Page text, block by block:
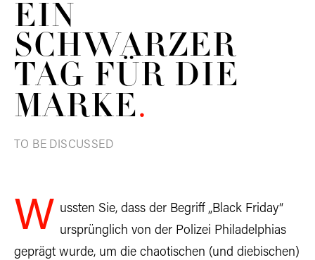
EIN
SCHWARZER
TAG FÜR DIE
MARKE.
TO BE DISCUSSED
W ussten Sie, dass der Begriff „Black Friday“
ursprünglich von der Polizei Philadelphias
geprägt wurde, um die chaotischen (und diebischen)